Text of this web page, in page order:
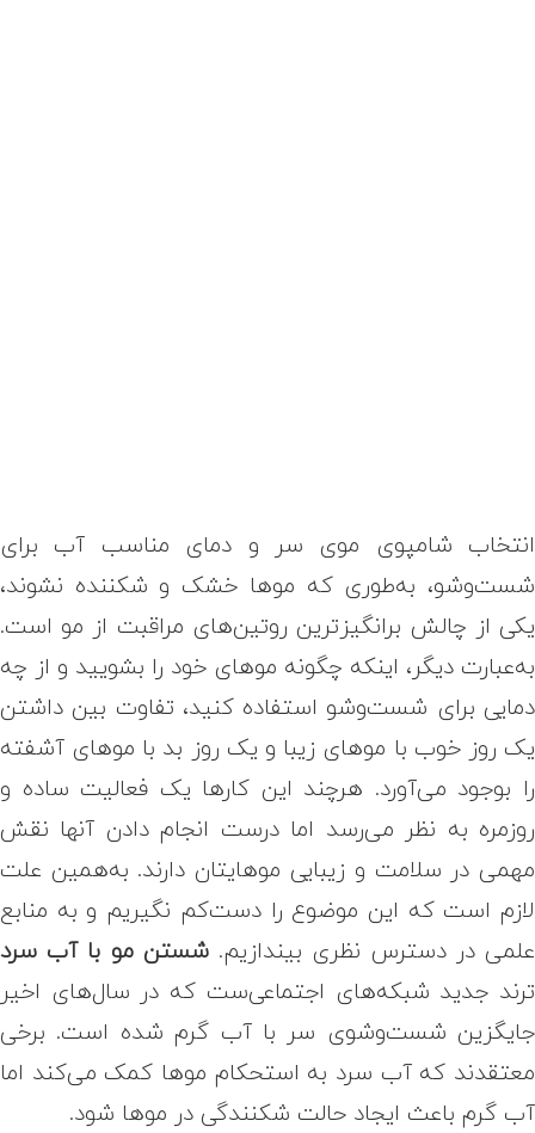
انتخاب شامپوی موی سر و دمای مناسب آب برای
شست‌وشو، به‌طوری که موها خشک و شکننده نشوند،
یکی از چالش ‌برانگیزترین روتین‌های مراقبت از مو است.
به‌عبارت دیگر، اینکه چگونه موهای خود را بشویید و از چه
دمایی برای شست‌وشو استفاده کنید، تفاوت بین داشتن
یک روز خوب با موهای زیبا و یک روز بد با موهای آشفته
را بوجود می‌آورد. هرچند این کارها یک فعالیت ساده و
روزمره به نظر می‌رسد اما درست انجام دادن آنها نقش
مهمی در سلامت و زیبایی موهایتان دارند. به‌همین علت
لازم است که این موضوع را دست‌کم نگیریم و به منابع
علمی در دسترس نظری بیندازیم.شستن مو با آب سرد
ترند جدید شبکه‌های اجتماعی‌ست که در سال‌های اخیر
جایگزین شست‌وشوی سر با آب گرم شده است. برخی
معتقدند که آب سرد به استحکام موها کمک می‌کند اما
آب گرم باعث ایجاد حالت شکنندگی در موها شود.